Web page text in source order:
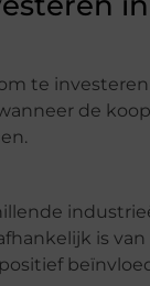
te
de
is